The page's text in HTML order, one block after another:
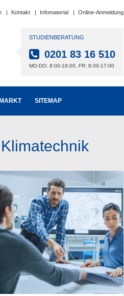
Kontakt Infomaterial Online-Anmeldung
STUDIENBERATUNG
0201 83 16 510
MO-DO: 8:00-18:00, FR: 8:00-17:00
SITEMAP